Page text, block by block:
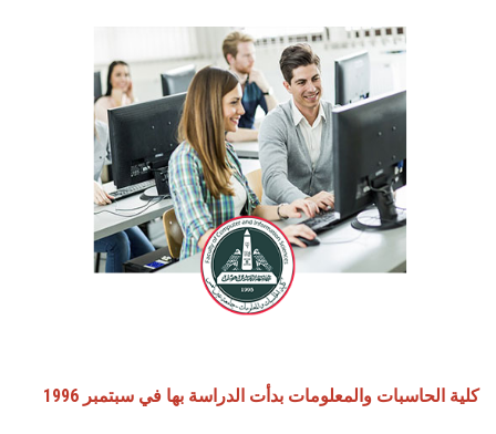
هيئة التدريس
كلية الحاسبات والمعلومات بدأت الدراسة بها في سبتمبر 1996